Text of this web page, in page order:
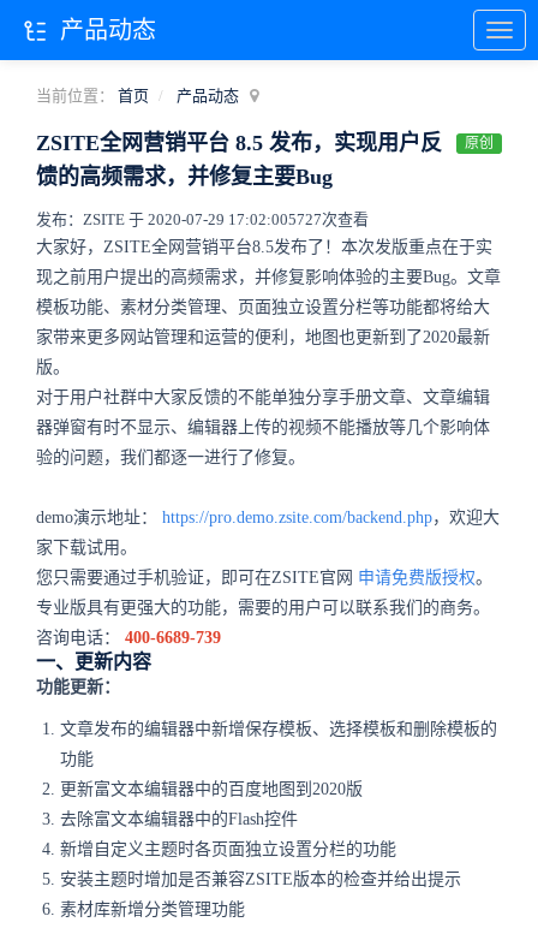
当前位置： 首页 产品动态
ZSITE全网营销平台 8.5 发布，实现用户反
馈的高频需求，并修复主要Bug
原创
发布：ZSITE 于 2020-07-29 17:02:005727次查看
大家好，ZSITE全网营销平台8.5发布了！本次发版重点在于实
现之前用户提出的高频需求，并修复影响体验的主要Bug。文章
模板功能、素材分类管理、页面独立设置分栏等功能都将给大
家带来更多网站管理和运营的便利，地图也更新到了2020最新
版。
对于用户社群中大家反馈的不能单独分享手册文章、文章编辑
器弹窗有时不显示、编辑器上传的视频不能播放等几个影响体
验的问题，我们都逐一进行了修复。
demo演示地址： https://pro.demo.zsite.com/backend.php，欢迎大
家下载试用。
您只需要通过手机验证，即可在ZSITE官网 申请免费版授权。
专业版具有更强大的功能，需要的用户可以联系我们的商务。
咨询电话： 400-6689-739
一、更新内容
功能更新：
文章发布的编辑器中新增保存模板、选择模板和删除模板的
功能
更新富文本编辑器中的百度地图到2020版
去除富文本编辑器中的Flash控件
新增自定义主题时各页面独立设置分栏的功能
安装主题时增加是否兼容ZSITE版本的检查并给出提示
素材库新增分类管理功能
产品动态